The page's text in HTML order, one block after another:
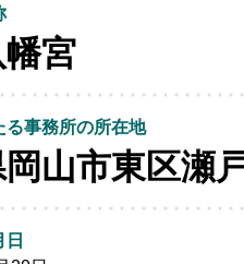
宮
る事務所の所在地
岡山市東区瀬